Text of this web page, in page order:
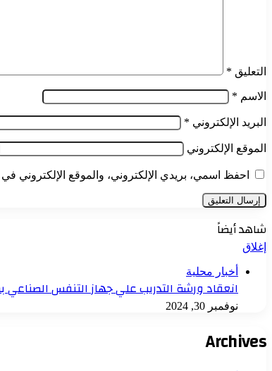
التعليق *
الاسم *
البريد الإلكتروني *
الموقع الإلكتروني
احفظ اسمي، بريدي الإلكتروني، والموقع الإلكتروني
شاهد أيضاً
إغلاق
أخبار محلية
انعقاد ورشة التدريب علي جهاز التنفس
نوفمبر 30, 2024
Archives